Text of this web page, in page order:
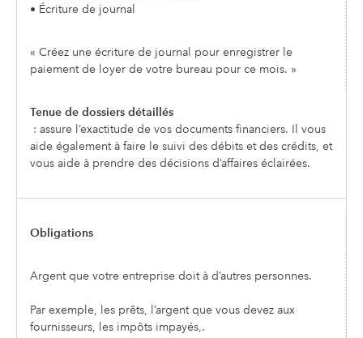
• Écriture de journal
« Créez une écriture de journal pour enregistrer le
paiement de loyer de votre bureau pour ce mois. »
Tenue de dossiers détaillés
: assure l’exactitude de vos documents financiers. Il vous
aide également à faire le suivi des débits et des crédits, et
vous aide à prendre des décisions d’affaires éclairées.
Obligations
Argent que votre entreprise doit à d’autres personnes.
Par exemple, les prêts, l’argent que vous devez aux
fournisseurs, les impôts impayés,.